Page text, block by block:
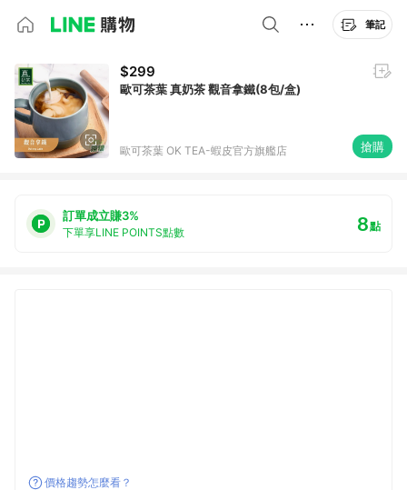
筆記
$299
歐可茶葉 真奶茶 觀音拿鐵(8包/盒)
歐可茶葉 OK TEA-蝦皮官方旗艦店 搶購
訂單成立賺3%
下單享LINE POINTS點數 8點
價格趨勢怎麼看？